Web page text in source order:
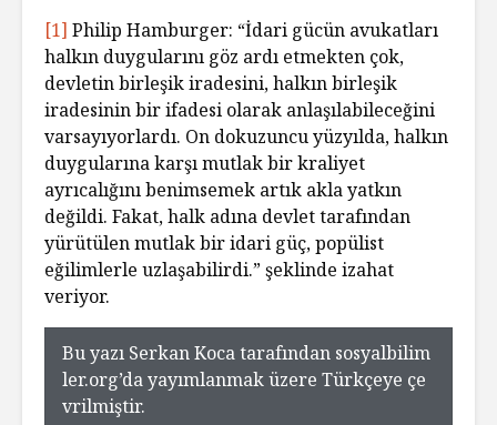
[1] Philip Hamburger: “İdari gücün avukatları
halkın duygularını göz ardı etmekten çok,
devletin birleşik iradesini, halkın birleşik
iradesinin bir ifadesi olarak anlaşılabileceğini
varsayıyorlardı. On dokuzuncu yüzyılda, halkın
duygularına karşı mutlak bir kraliyet
ayrıcalığını benimsemek artık akla yatkın
değildi. Fakat, halk adına devlet tarafından
yürütülen mutlak bir idari güç, popülist
eğilimlerle uzlaşabilirdi.” şeklinde izahat
veriyor.
Bu yazı Serkan Koca tarafından sosyalbilim
ler.org’da yayımlanmak üzere Türkçeye çe
vrilmiştir.